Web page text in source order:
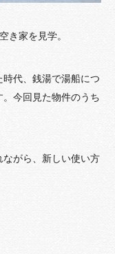
き家を見学。
代、銭湯で湯船につ
今回見た物件のうち
がら、新しい使い方